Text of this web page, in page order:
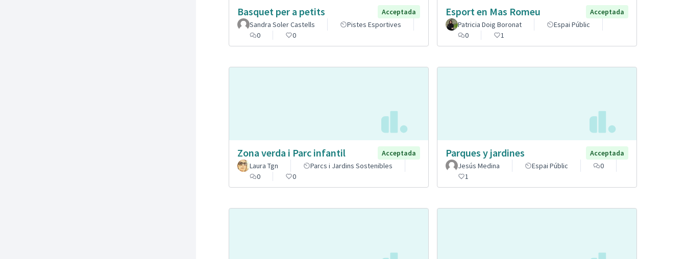
Basquet per a petits
Acceptada
Sandra Soler Castells
Pistes Esportives
0
0
Esport en Mas Romeu
Acceptada
Patricia Doig Boronat
Espai Públic
0
1
Zona verda i Parc infantil
Acceptada
Laura Tgn
Parcs i Jardins Sostenibles
0
0
Parques y jardines
Acceptada
Jesús Medina
Espai Públic
0
1